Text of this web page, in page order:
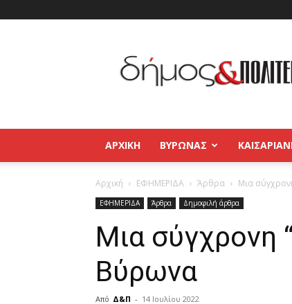
και
Πολιτεία
Βύρωνας
–
Παγκράτι
ΑΡΧΙΚΉ ΒΥΡΩΝΑΣ
Αρχική ΕΦΗΜΕΡΙΔΑ Άρθρα Μια
ΕΦΗΜΕΡΙΔΑ Άρθρα Δημοφιλή άρθρα
Μια σύγχρονη
Βύρωνα
Από Δ&Π - 14 Ιουλίου 2022